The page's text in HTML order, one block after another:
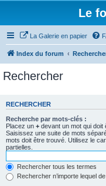
Le
La Galerie en papier
Index du forum
Rechercher
RECHERCHER
Recherche par mots-clés :
Placez un + devant un mot qui doit
Saisissez une suite de mots
mots doit être trouvé. Utilisez le
partielles.
Rechercher tous les termes
Rechercher n’importe lequel